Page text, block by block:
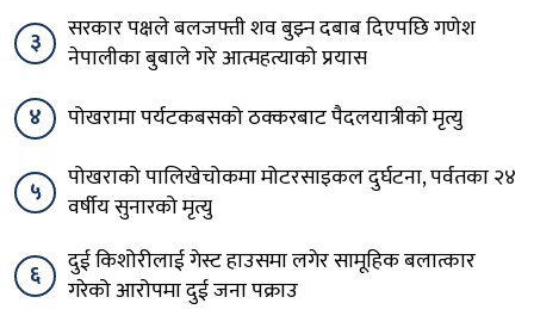
३
सरकार पक्षले बलजफ्ती शव बुझ्न दबाब दिएपछि गणेश
नेपालीका बुबाले गरे आत्महत्याको प्रयास
४
पोखरामा पर्यटकबसको ठक्करबाट पैदलयात्रीको मृत्यु
५
पोखराको पालिखेचोकमा मोटरसाइकल दुर्घटना, पर्वतका २४
वर्षीय सुनारको मृत्यु
६
दुई किशोरीलाई गेस्ट हाउसमा लगेर सामूहिक बलात्कार
गरेको आरोपमा दुई जना पक्राउ